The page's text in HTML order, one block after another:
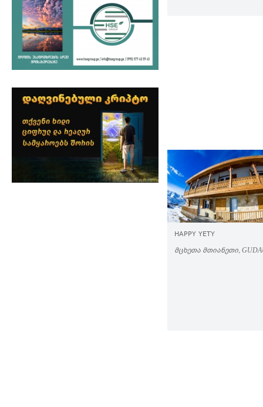
HAPPY YETY
ᲛᲪᲮᲔᲗᲐ ᲛᲗᲘᲐᲜᲔᲗᲘ,